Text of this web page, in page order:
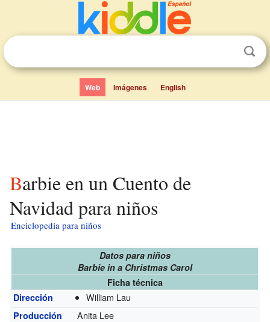
Web Imágenes English
Barbie en un Cuento de
Navidad para niños
Enciclopedia para niños
Datos para niños
Barbie in a Christmas Carol
Ficha técnica
Dirección
William Lau
Producción Anita Lee